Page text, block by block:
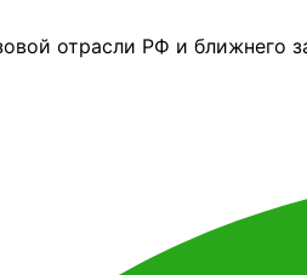
отрасли РФ и ближнего